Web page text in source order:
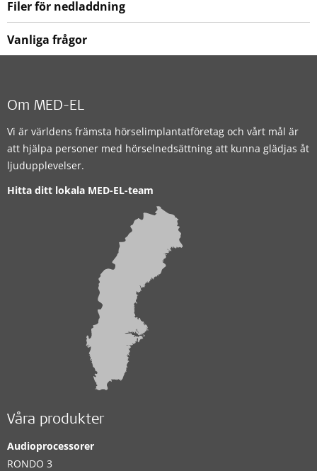
Filer för nedladdning
Vanliga frågor
Om MED-EL
Vi är världens främsta hörselimplantatföretag och vårt mål är
att hjälpa personer med hörselnedsättning att kunna glädjas åt
ljudupplevelser.
Hitta ditt lokala MED-EL-team
Våra produkter
Audioprocessorer
RONDO 3